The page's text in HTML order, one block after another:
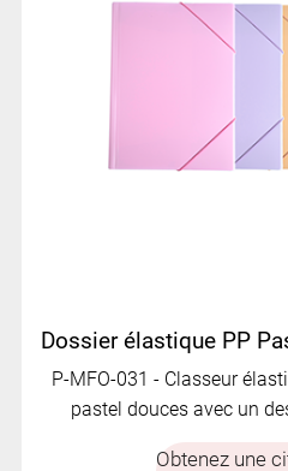
P-MFO-031 - Classeur
pastel douces avec un
Obtenez une